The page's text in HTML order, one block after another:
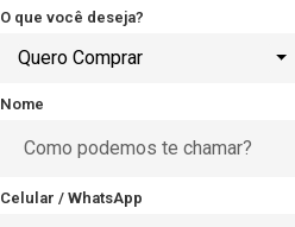
O que você deseja?
Quero Comprar
Nome
Celular / WhatsApp